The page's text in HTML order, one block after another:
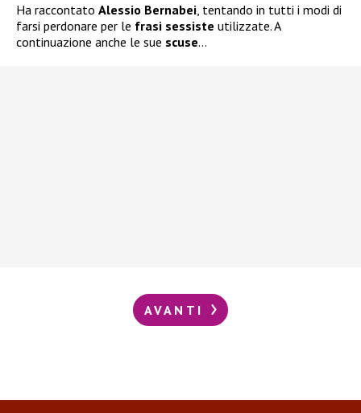
Ha raccontato Alessio Bernabei , tentando in tutti i modi di
farsi perdonare per le frasi sessiste utilizzate. A
continuazione anche le sue scuse…
AVANTI